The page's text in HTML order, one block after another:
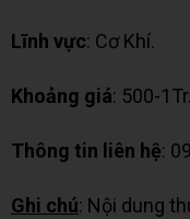
Lĩnh vực: Cơ Khí.
Khoảng giá: 500-1Tr.
Thông tin liên hệ:
Ghi chú: Nội dung